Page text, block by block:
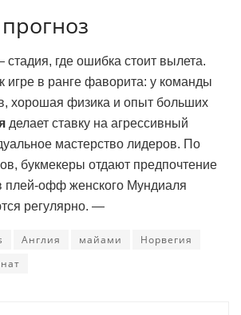
где ошибка стоит вылета.
игре в ранге фаворита: у команды
хорошая физика и опыт больших
делает ставку на агрессивный
мастерство лидеров. По
букмекеры отдают предпочтение
плей-офф женского Мундиаля
регулярно. —
Англия майами
Норвегия